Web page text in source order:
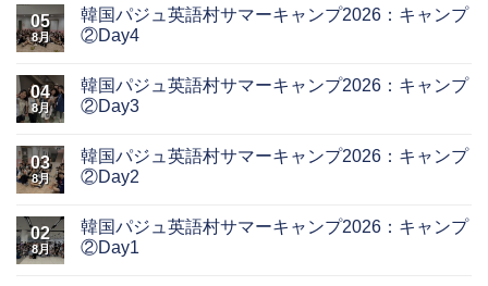
05
8月
韓国パジュ英語村サマーキャンプ2026：キャンプ
②Day4
04
8月
韓国パジュ英語村サマーキャンプ2026：キャンプ
②Day3
03
8月
韓国パジュ英語村サマーキャンプ2026：キャンプ
②Day2
02
8月
韓国パジュ英語村サマーキャンプ2026：キャンプ
②Day1